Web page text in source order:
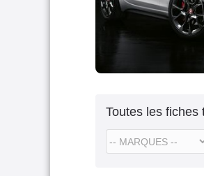
Toutes les fiches